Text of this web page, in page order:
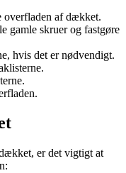
overfladen af dækket.
gamle skruer og fastgøre
hvis det er nødvendigt.
er det vigtigt at